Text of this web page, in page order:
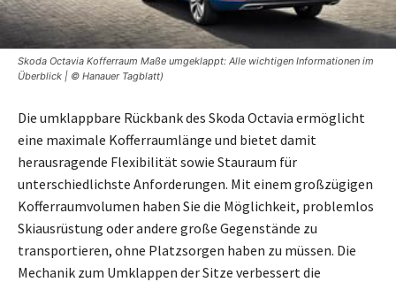
Skoda Octavia Kofferraum Maße umgeklappt: Alle wichtigen Informationen im
Überblick | © Hanauer Tagblatt)
Die umklappbare Rückbank des Skoda Octavia ermöglicht
eine maximale Kofferraumlänge und bietet damit
herausragende Flexibilität sowie Stauraum für
unterschiedlichste Anforderungen. Mit einem großzügigen
Kofferraumvolumen haben Sie die Möglichkeit, problemlos
Skiausrüstung oder andere große Gegenstände zu
transportieren, ohne Platzsorgen haben zu müssen. Die
Mechanik zum Umklappen der Sitze verbessert die